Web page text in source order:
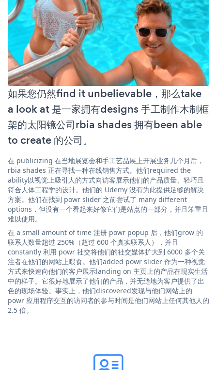
如果您仍然find it unbelievable，那么take
a look at 是一家拥有designs 手工制作木制框
架的太阳镜公司rbia shades 拥有been able
to create 的公司。
在 publicizing 在当地展览会和手工艺品展上开展业务几个月后，
rbia shades 正在寻找一种在线销售方式。他们required the
ability以视觉上吸引人的方式向访客展示他们的产品质量、轻巧且
符合人体工程学的设计。他们的 Udemy 没有为此提供足够的解决
方案。他们在找到 powr slider 之前尝试了 many different
options，但没有一个看起来好像它们是站点的一部分，并且笨重且
难以使用。
在 a small amount of time 注册 powr popup 后，他们grow 的
联系人数量超过 250%（超过 600 个真实联系人），并且
constantly 利用 powr 社交将他们的社交媒体扩大到 6000 多个关
注者在他们的网站上喂食。他们added powr slider 作为一种视觉
方式来快速向他们的客户展示landing on 主页上的产品在现实生活
中的样子。它很好地展示了他们的产品，并无缝地为客户提供了出
色的现场体验。事实上，他们discovered发现与他们网站上的
powr 应用程序交互的访问者的参与时间是他们网站上任何其他人的
2.5 倍。